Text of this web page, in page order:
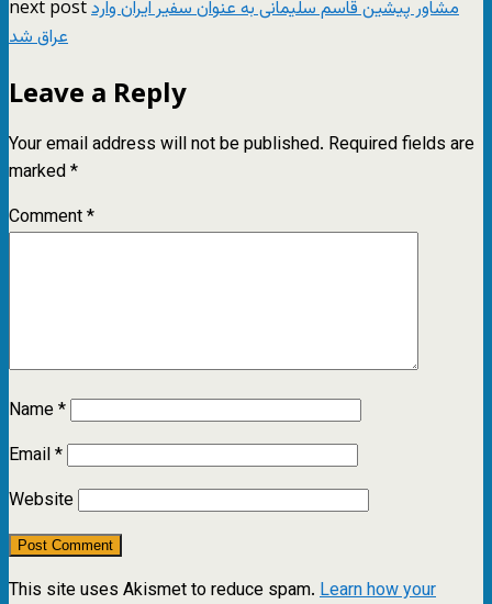
next postمشاور پیشین قاسم سلیمانی به عنوان سفیر ایران وارد
عراق شد
Leave a Reply
Your email address will not be published. Required fields are
marked*
Comment*
Name*
Email*
Website
This site uses Akismet to reduce spam. Learn how your